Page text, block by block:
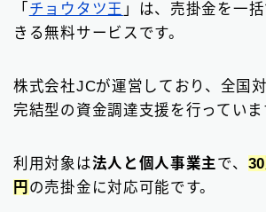
「 チョウタツ王 」は、売掛金を一
きる無料サービスです。
株式会社JCが運営しており、全国
完結型の資金調達支援を行っていま
利用対象は法人と個人事業主 で、
円 の売掛金に対応可能です。